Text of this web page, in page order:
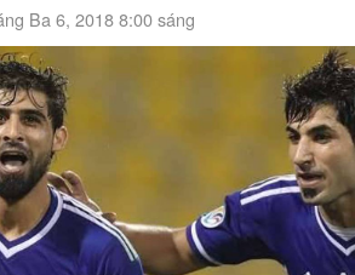
Ba 6, 2018 8:00 sáng